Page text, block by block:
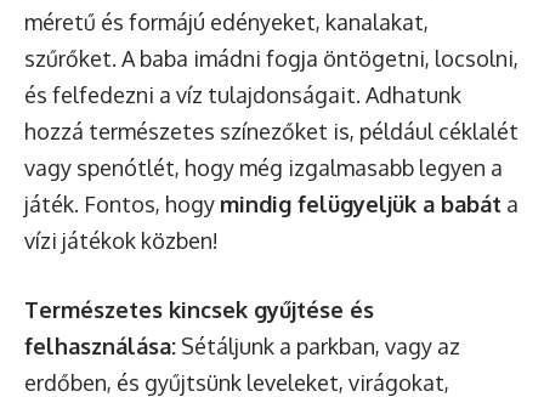
méretű és formájú edényeket, kanalakat,
szűrőket. A baba imádni fogja öntögetni, locsolni,
és felfedezni a víz tulajdonságait. Adhatunk
hozzá természetes színezőket is, például céklalét
vagy spenótlét, hogy még izgalmasabb legyen a
játék. Fontos, hogy mindig felügyeljük a babát a
vízi játékok közben!
Természetes kincsek gyűjtése és
felhasználása: Sétáljunk a parkban, vagy az
erdőben, és gyűjtsünk leveleket, virágokat,